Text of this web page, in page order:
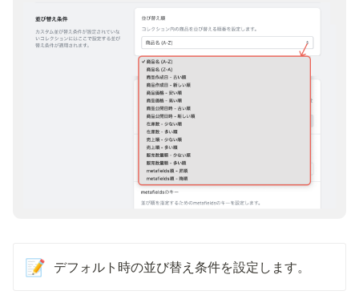
📝 デフォルト時の並び替え条件を設定します。